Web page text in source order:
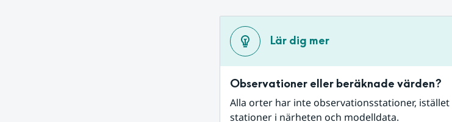
Lär dig mer
Observationer eller beräknade värden?
Alla orter har inte observationsstationer,
stationer i närheten och modelldata.